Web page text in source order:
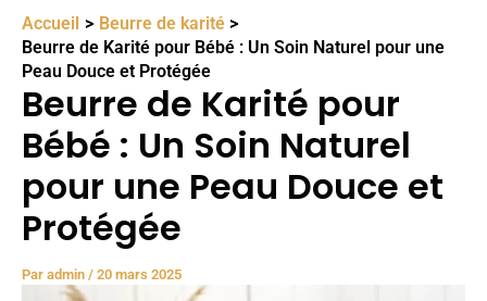
Accueil
Beurre de karité
Beurre de Karité pour Bébé : Un Soin Naturel pour une
Peau Douce et Protégée
Beurre de Karité pour
Bébé : Un Soin Naturel
pour une Peau Douce et
Protégée
Par admin / 20 mars 2025